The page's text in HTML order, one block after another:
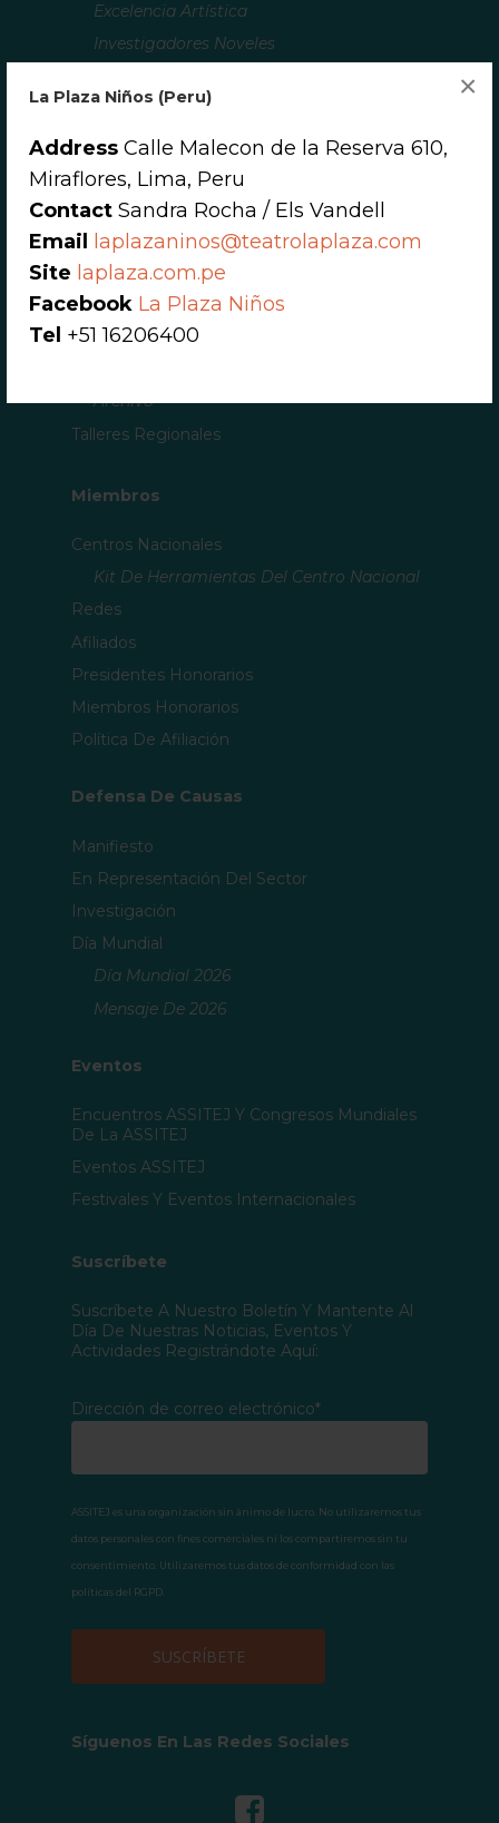
La Plaza Niños (Peru)
Address Calle Malecon de la Reserva 610,
Miraflores, Lima, Peru
Contact Sandra Rocha / Els Vandell
Email
laplazaninos@teatrolaplaza.com
Site laplaza.com.pe
Facebook La Plaza Niños
Tel +51 16206400
×
Excelencia Artística
Investigadores Noveles
Premio A Toda Una Carrera
Proyecto Babel
Comisiones
Fomentar La Equidad Cultural
Revista
Programa «Next Generation»
Residencias
Prácticas
Archivo
Talleres Regionales
Miembros
Centros Nacionales
Kit De Herramientas Del Centro Nacional
Redes
Afiliados
Presidentes Honorarios
Miembros Honorarios
Política De Afiliación
Defensa De Causas
Manifiesto
En Representación Del Sector
Investigación
Día Mundial
Día Mundial 2026
Mensaje De 2026
Eventos
Encuentros ASSITEJ Y Congresos Mundiales
De La ASSITEJ
Eventos ASSITEJ
Festivales Y Eventos Internacionales
Suscríbete
Suscríbete A Nuestro Boletín Y Mantente Al
Día De Nuestras Noticias, Eventos Y
Actividades Registrándote Aquí:
Dirección de correo electrónico*
ASSITEJ es una organización sin ánimo de lucro. No utilizaremos tus
datos personales con fines comerciales ni los compartiremos sin tu
consentimiento. Utilizaremos tus datos de conformidad con las
políticas del RGPD.
Síguenos En Las Redes Sociales